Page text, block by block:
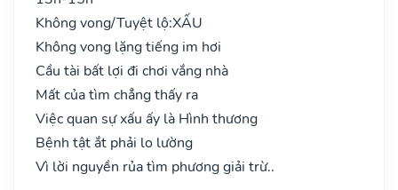
Không vong/Tuyệt lộ:XẤU
Không vong lặng tiếng im hơi
Cầu tài bất lợi đi chơi vắng nhà
Mất của tìm chẳng thấy ra
Việc quan sự xấu ấy là Hình thương
Bệnh tật ắt phải lo lường
Vì lời nguyền rủa tìm phương giải trừ..